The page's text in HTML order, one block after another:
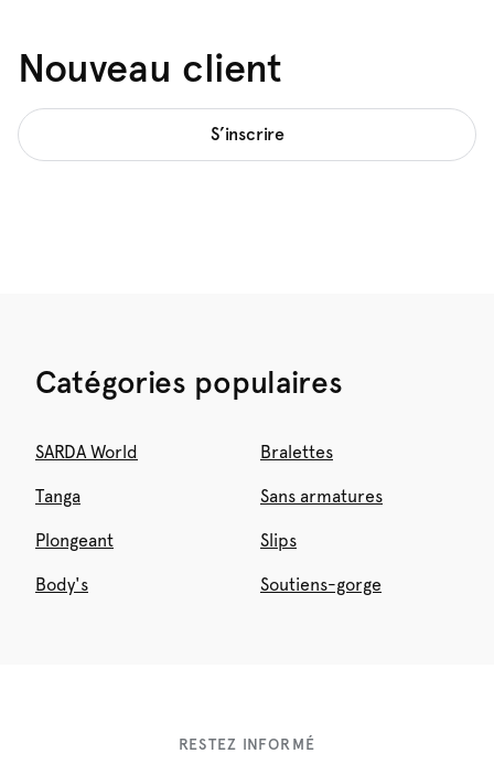
Nouveau client
S’inscrire
Catégories populaires
SARDA World Bralettes
Tanga Sans armatures
Plongeant Slips
Body's Soutiens-gorge
RESTEZ INFORMÉ